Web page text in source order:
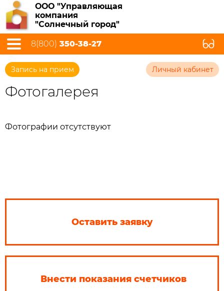
ООО "Управляющая
компания
"Солнечный город"
8(800) 350-38-27
Запись на прием Личный кабинет
Фотогалерея
Фотографии отсутствуют
Оставить заявку
Внести показания счетчиков